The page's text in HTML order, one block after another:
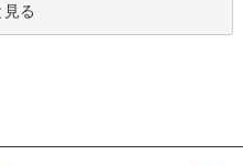
場！『ニッポンの技×アフリカ
ル製品～
見る